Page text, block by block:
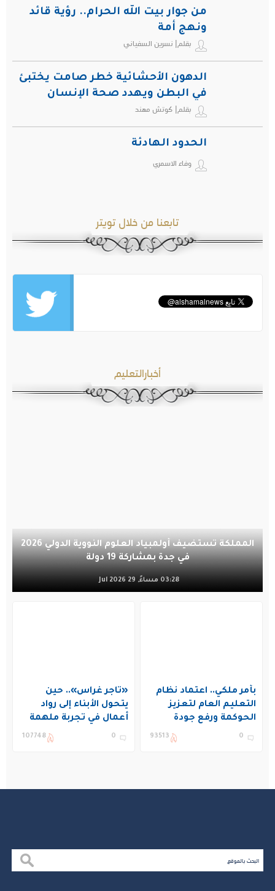
من جوار بيت الله الحرام.. رؤية قائد
ونهج أمة
بقلم| نسرين السفياني
الدهون الأحشائية خطر صامت يختبئ
في البطن ويهدد صحة الإنسان
بقلم| كوتش مهند
الحدود الهادئة
وفاء الاسمري
تابعنا من خلال تويتر
أخبارالتعليم
المملكة تستضيف أولمبياد العلوم النووية الدولي 2026
في جدة بمشاركة 19 دولة
03:28 مساءً, 29 Jul 2026
بأمر ملكي.. اعتماد نظام
التعليم العام لتعزيز
الحوكمة ورفع جودة
التعليم في المملكة
0
93513
«تاجر غراس».. حين
يتحول الأبناء إلى رواد
أعمال في تجربة ملهمة
بنادي غراس الصيفي
0
107748